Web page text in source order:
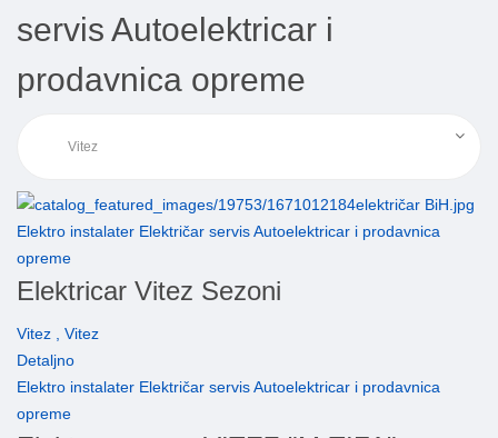
servis Autoelektricar i
prodavnica opreme
Elektro instalater Električar servis Autoelektricar i prodavnica
opreme
Elektricar Vitez Sezoni
Vitez , Vitez
Detaljno
Elektro instalater Električar servis Autoelektricar i prodavnica
opreme